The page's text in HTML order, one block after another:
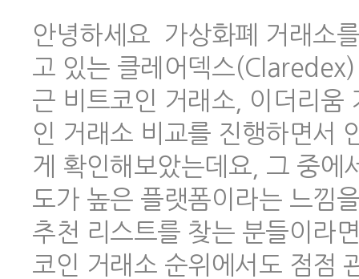
안녕하세요 가상화폐 거래소
고 있는 클레어덱스
근 비트코인 거래소, 이더리움
인 거래소 비교를 진행하면서
게 확인해보았는데요, 그 중에
도가 높은 플랫폼이라는 느낌
추천 리스트를 찾는 분들이라
코인 거래소 순위에서도 점점